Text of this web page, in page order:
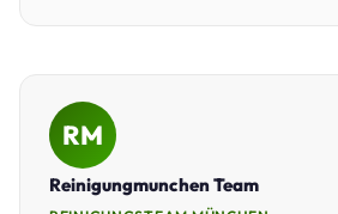
RM
Reinigungmunchen Team